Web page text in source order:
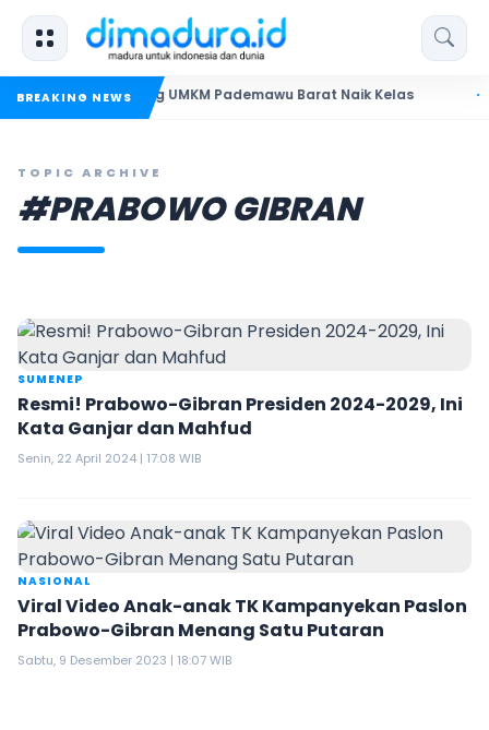
BREAKING NEWS
Dorong UMKM Pademawu Barat Naik Kelas
TOPIC ARCHIVE
#PRABOWO GIBRAN
SUMENEP
Resmi! Prabowo-Gibran Presiden 2024-2029, Ini
Kata Ganjar dan Mahfud
Senin, 22 April 2024 | 17:08 WIB
NASIONAL
Viral Video Anak-anak TK Kampanyekan Paslon
Prabowo-Gibran Menang Satu Putaran
Sabtu, 9 Desember 2023 | 18:07 WIB